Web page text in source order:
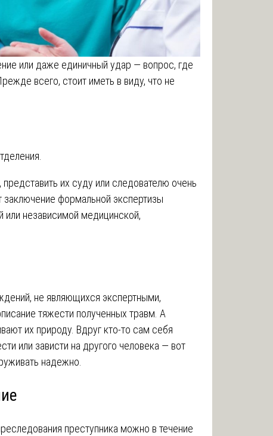
или даже единичный удар — вопрос, где
всего, стоит иметь в виду, что не
их суду или следователю очень
формальной экспертизы
или независимой медицинской,
не являющихся экспертными,
тяжести полученных травм. А
их природу. Вдруг кто-то сам себя
или зависти на другого человека — вот
надежно.
преступника можно в течение